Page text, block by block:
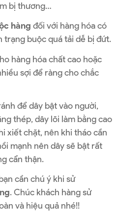
bị thương…
hàng đối với hàng hóa có
trạng buộc quá tải dễ bị đứt.
hàng hóa chất cao hoặc
sợi để ràng cho chắc
để dây bật vào người,
thép, dây lõi làm bằng cao
xiết chặt, nên khi tháo cần
mạnh nên dây sẽ bật rất
cẩn thận.
cần chú ý khi sử
. Chúc khách hàng sử
và hiệu quả nhé!!